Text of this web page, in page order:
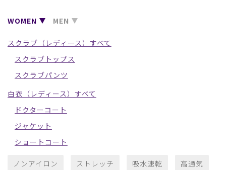
WOMEN MEN
スクラブ（レディース）すべて
スクラブトップス
スクラブパンツ
白衣（レディース）すべて
ドクターコート
ジャケット
ショートコート
ノンアイロン ストレッチ 吸水速乾 高通気